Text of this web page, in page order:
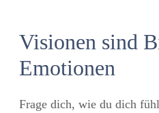
Visionen sind
Emotionen
Frage dich, wie du dich